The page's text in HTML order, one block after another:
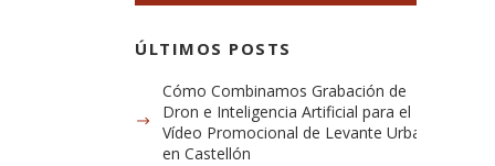
ÚLTIMOS POSTS
Cómo Combinamos Grabación de
Dron e Inteligencia Artificial para el
Vídeo Promocional de Levante Urbana
en Castellón